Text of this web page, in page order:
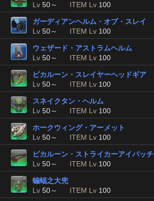
Lv 50～ ITEM Lv 100
ガーディアンヘルム・オブ・スレイ
Lv 50～ ITEM Lv 100
ウェザード・アストラムヘルム
Lv 50～ ITEM Lv 100
ピカルーン・スレイヤーヘッドギア
Lv 50～ ITEM Lv 100
スネイクタン・ヘルム
Lv 50～ ITEM Lv 100
ホークウィング・アーメット
Lv 50～ ITEM Lv 100
ピカルーン・ストライカーアイパッチ
Lv 50～ ITEM Lv 100
蝙蝠之大兜
Lv 50～ ITEM Lv 100